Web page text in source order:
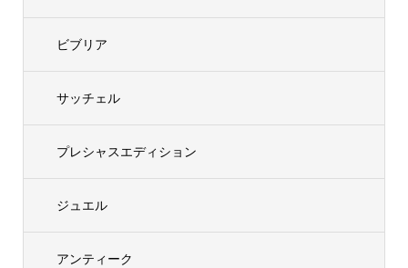
ビブリア
サッチェル
プレシャスエディション
ジュエル
アンティーク